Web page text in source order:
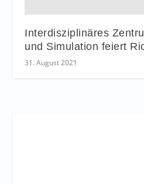
Interdisziplinäres
und Simulation feiert
31. August 2021